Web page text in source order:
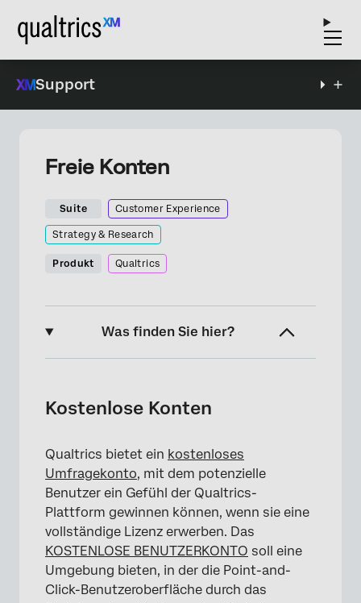
Support
Freie Konten
Suite Customer Experience
Strategy & Research
Produkt Qualtrics
Was finden Sie hier?
Nutzungslimits auf freien Konten
kostenlosen Konten
Kostenlose Konten vor November 2019
Ihr kostenloses Benutzerkonto aufrüsten
Kostenloses Konto deaktivieren
FAQs
Kostenlose Konten
Qualtrics bietet ein kostenloses
Umfragekonto, mit dem potenzielle
Benutzer ein Gefühl der Qualtrics-
Plattform gewinnen können, wenn sie eine
vollständige Lizenz erwerben. Das
KOSTENLOSE BENUTZERKONTO soll eine
Umgebung bieten, in der die Point-and-
Click-Benutzeroberfläche durch das